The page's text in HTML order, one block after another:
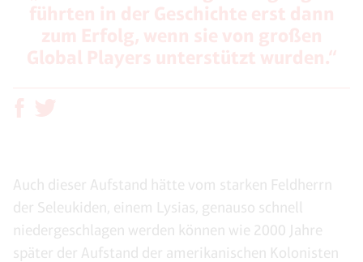
Auch dieser Aufstand hätte vom starken Feldherrn
der Seleukiden, einem Lysias, genauso schnell
niedergeschlagen werden können wie 2000 Jahre
später der Aufstand der amerikanischen Kolonisten